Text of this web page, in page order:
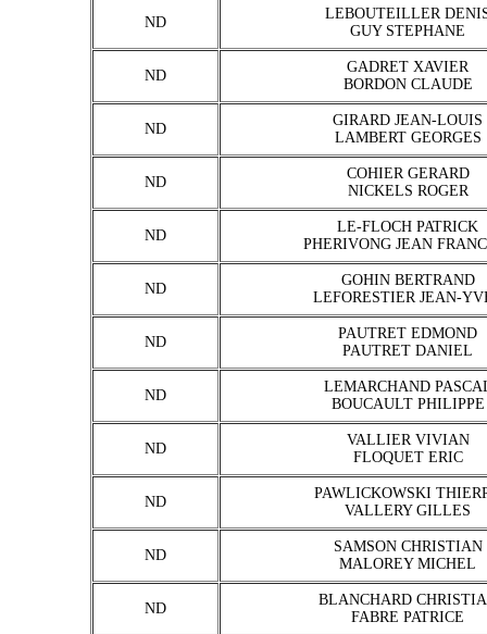
ND
LEBOUTEILLER
GUY STEPHANE
ND
GADRET XAVIER
BORDON CLAUDE
ND
GIRARD JEAN-LOUIS
LAMBERT GEORGES
ND
COHIER GERARD
NICKELS ROGER
ND
LE-FLOCH PATRICK
PHERIVONG JEAN
ND
GOHIN BERTRAND
LEFORESTIER JEAN-
ND
PAUTRET EDMOND
PAUTRET DANIEL
ND
LEMARCHAND
BOUCAULT PHILIPPE
ND
VALLIER VIVIAN
FLOQUET ERIC
ND
PAWLICKOWSKI
VALLERY GILLES
ND
SAMSON CHRISTIAN
MALOREY MICHEL
ND
BLANCHARD
FABRE PATRICE